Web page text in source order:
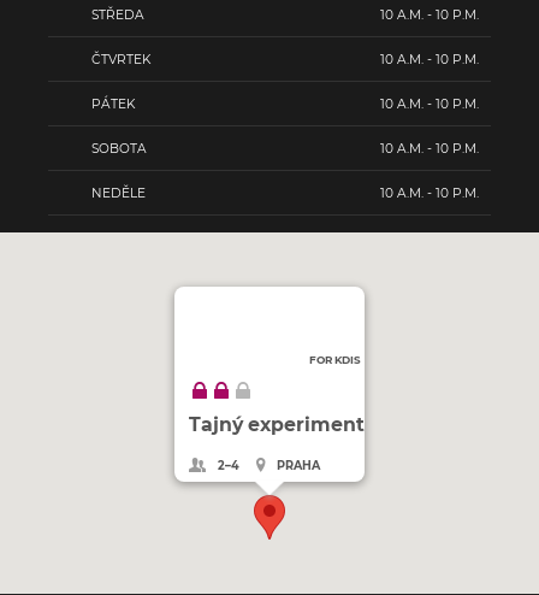
STŘEDA 10 A.M. - 10 P.M.
ČTVRTEK 10 A.M. - 10 P.M.
PÁTEK 10 A.M. - 10 P.M.
SOBOTA 10 A.M. - 10 P.M.
NEDĚLE 10 A.M. - 10 P.M.
FOR KDIS
Tajný experiment
2–4 PRAHA